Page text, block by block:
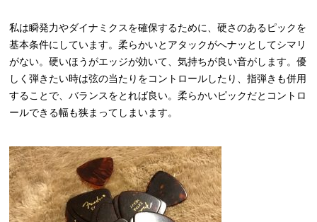
私は瞬発力やダイナミクスを確保するために、硬さのあるピックを
基本条件にしています。柔らかいとアタックがへナッとしてシマリ
がない。硬いほうがエッジが効いて、気持ちが良い音がします。優
しく弾きたい時は弦の当たりをコントロールしたり、指弾きも併用
することで、バランスをとれば良い。柔らかいピックだとコントロ
ールできる幅も狭まってしまいます。